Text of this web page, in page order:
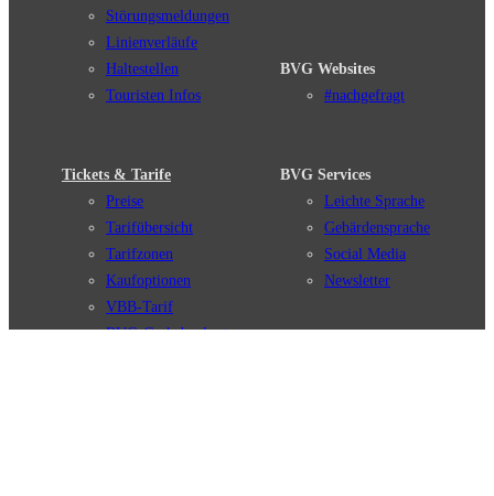
Störungsmeldungen
Linienverläufe
Haltestellen
Touristen Infos
Tickets & Tarife
Preise
Tarifübersicht
Tarifzonen
Kaufoptionen
VBB-Tarif
BVG-Guthabenkarte
BVG Websites
#nachgefragt
BVG Services
Leichte Sprache
Gebärdensprache
Social Media
Newsletter